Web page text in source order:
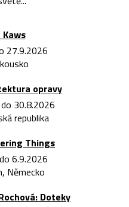
27.9.2026
opravy
30.8.2026
republika
Things
6.9.2026
Německo
Doteky